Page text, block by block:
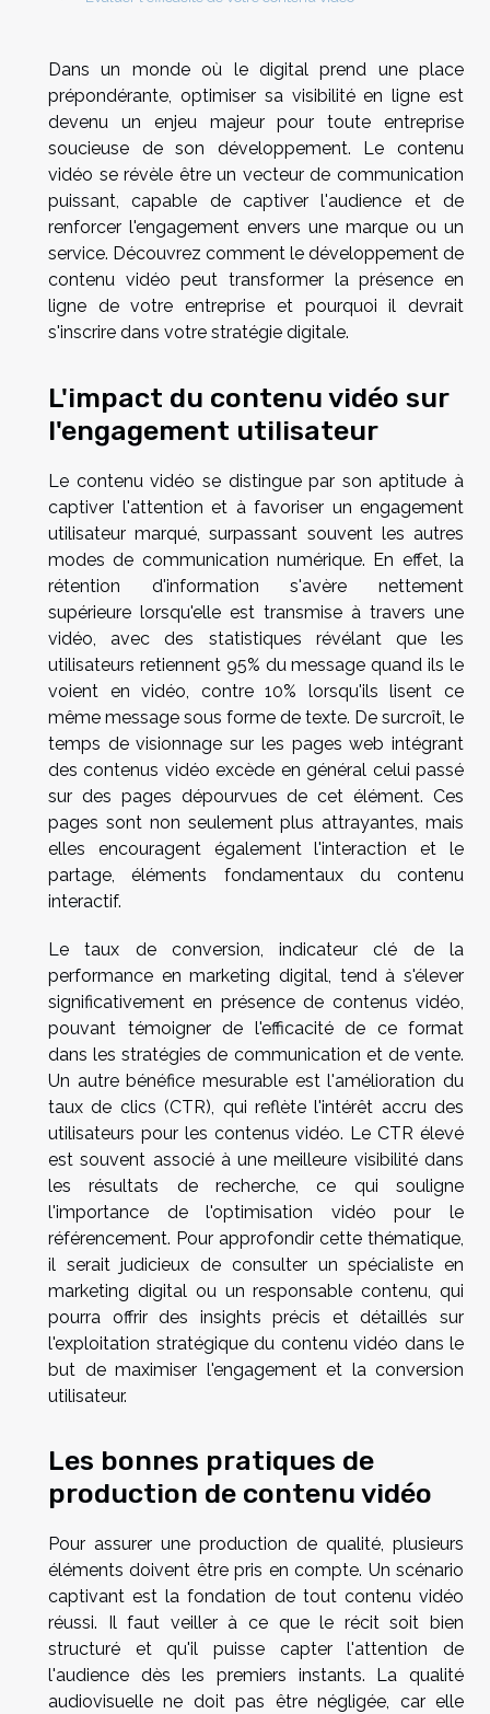
Dans un monde où le digital prend une place
prépondérante, optimiser sa visibilité en ligne est
devenu un enjeu majeur pour toute entreprise
soucieuse de son développement. Le contenu
vidéo se révèle être un vecteur de communication
puissant, capable de captiver l'audience et de
renforcer l'engagement envers une marque ou un
service. Découvrez comment le développement de
contenu vidéo peut transformer la présence en
ligne de votre entreprise et pourquoi il devrait
s'inscrire dans votre stratégie digitale.
L'impact du contenu vidéo sur
l'engagement utilisateur
Le contenu vidéo se distingue par son aptitude à
captiver l'attention et à favoriser un engagement
utilisateur marqué, surpassant souvent les autres
modes de communication numérique. En effet, la
rétention d'information s'avère nettement
supérieure lorsqu'elle est transmise à travers une
vidéo, avec des statistiques révélant que les
utilisateurs retiennent 95% du message quand ils le
voient en vidéo, contre 10% lorsqu'ils lisent ce
même message sous forme de texte. De surcroît, le
temps de visionnage sur les pages web intégrant
des contenus vidéo excède en général celui passé
sur des pages dépourvues de cet élément. Ces
pages sont non seulement plus attrayantes, mais
elles encouragent également l'interaction et le
partage, éléments fondamentaux du contenu
interactif.
Le taux de conversion, indicateur clé de la
performance en marketing digital, tend à s'élever
significativement en présence de contenus vidéo,
pouvant témoigner de l'efficacité de ce format
dans les stratégies de communication et de vente.
Un autre bénéfice mesurable est l'amélioration du
taux de clics (CTR), qui reflète l'intérêt accru des
utilisateurs pour les contenus vidéo. Le CTR élevé
est souvent associé à une meilleure visibilité dans
les résultats de recherche, ce qui souligne
l'importance de l'optimisation vidéo pour le
référencement. Pour approfondir cette thématique,
il serait judicieux de consulter un spécialiste en
marketing digital ou un responsable contenu, qui
pourra offrir des insights précis et détaillés sur
l'exploitation stratégique du contenu vidéo dans le
but de maximiser l'engagement et la conversion
utilisateur.
Les bonnes pratiques de
production de contenu vidéo
Pour assurer une production de qualité, plusieurs
éléments doivent être pris en compte. Un scénario
captivant est la fondation de tout contenu vidéo
réussi. Il faut veiller à ce que le récit soit bien
structuré et qu'il puisse capter l'attention de
l'audience dès les premiers instants. La qualité
audiovisuelle ne doit pas être négligée, car elle